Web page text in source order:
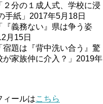
２分の１成人式、学校に浸
手紙」2017年5月18日
『義務ない』県は争う姿
月15日
宿題は『背中洗い合う』驚
家族仲に介入？」2019年
ィールはこちら